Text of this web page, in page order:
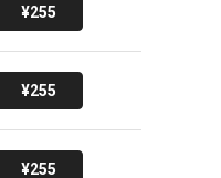
¥255
¥255
¥255